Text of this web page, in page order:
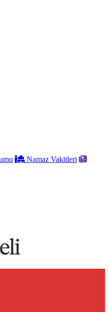
Namaz Vakitleri